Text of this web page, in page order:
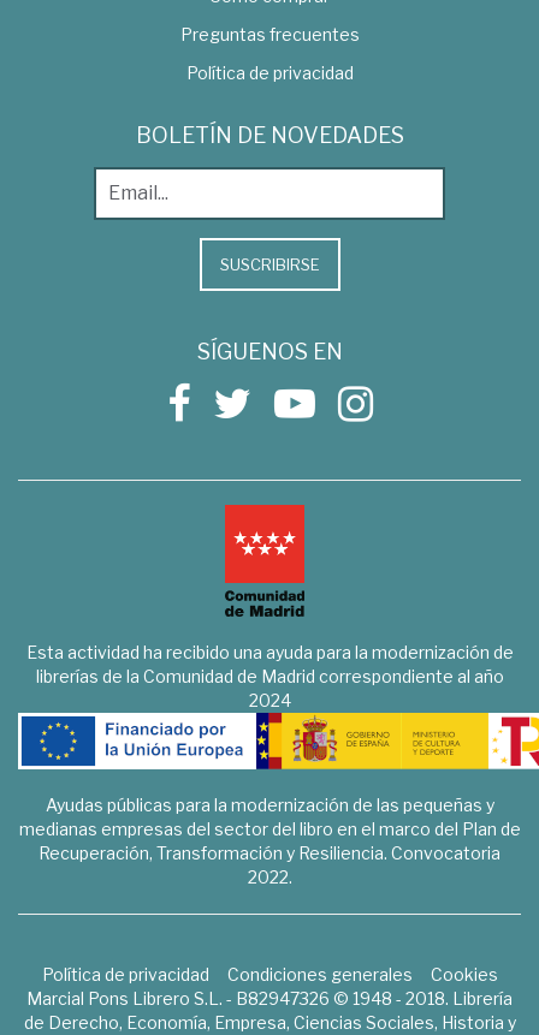
Preguntas frecuentes
Política de privacidad
BOLETÍN DE NOVEDADES
SUSCRIBIRSE
SÍGUENOS EN
Esta actividad ha recibido una ayuda para la modernización de
librerías de la Comunidad de Madrid correspondiente al año
2024
Ayudas públicas para la modernización de las pequeñas y
medianas empresas del sector del libro en el marco del Plan de
Recuperación, Transformación y Resiliencia. Convocatoria
2022.
Política de privacidad Condiciones generales
Cookies
Marcial Pons Librero S.L. - B82947326 © 1948 - 2018. Librería
de Derecho, Economía, Empresa, Ciencias Sociales, Historia y